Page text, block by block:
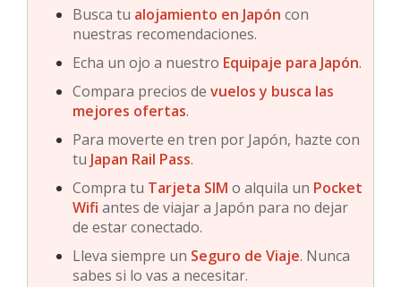
Busca tu alojamiento en Japón con
nuestras recomendaciones.
Echa un ojo a nuestro Equipaje para Japón.
Compara precios de vuelos y busca las
mejores ofertas.
Para moverte en tren por Japón, hazte con
tu Japan Rail Pass.
Compra tu Tarjeta SIM o alquila un Pocket
Wifi antes de viajar a Japón para no dejar
de estar conectado.
Lleva siempre un Seguro de Viaje. Nunca
sabes si lo vas a necesitar.